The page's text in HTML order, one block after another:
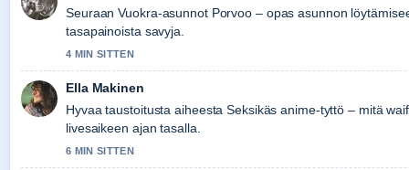
Seuraan Vuokra-asunnot Porvoo – opas asunnon
tasapainoista savyja.
4 MIN SITTEN
Ella Makinen
Hyvaa taustoitusta aiheesta Seksikäs anime-tyttö – mitä
livesaikeen ajan tasalla.
6 MIN SITTEN